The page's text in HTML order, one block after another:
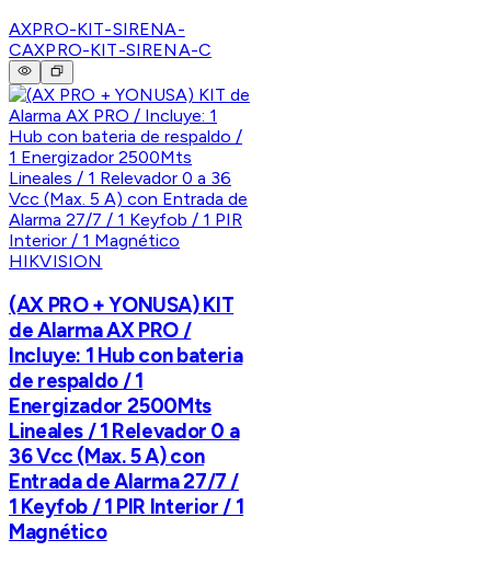
AXPRO-KIT-SIRENA-
CAXPRO-KIT-SIRENA-C
HIKVISION
(AX PRO + YONUSA) KIT
de Alarma AX PRO /
Incluye: 1 Hub con bateria
de respaldo / 1
Energizador 2500Mts
Lineales / 1 Relevador 0 a
36 Vcc (Max. 5 A) con
Entrada de Alarma 27/7 /
1 Keyfob / 1 PIR Interior / 1
Magnético